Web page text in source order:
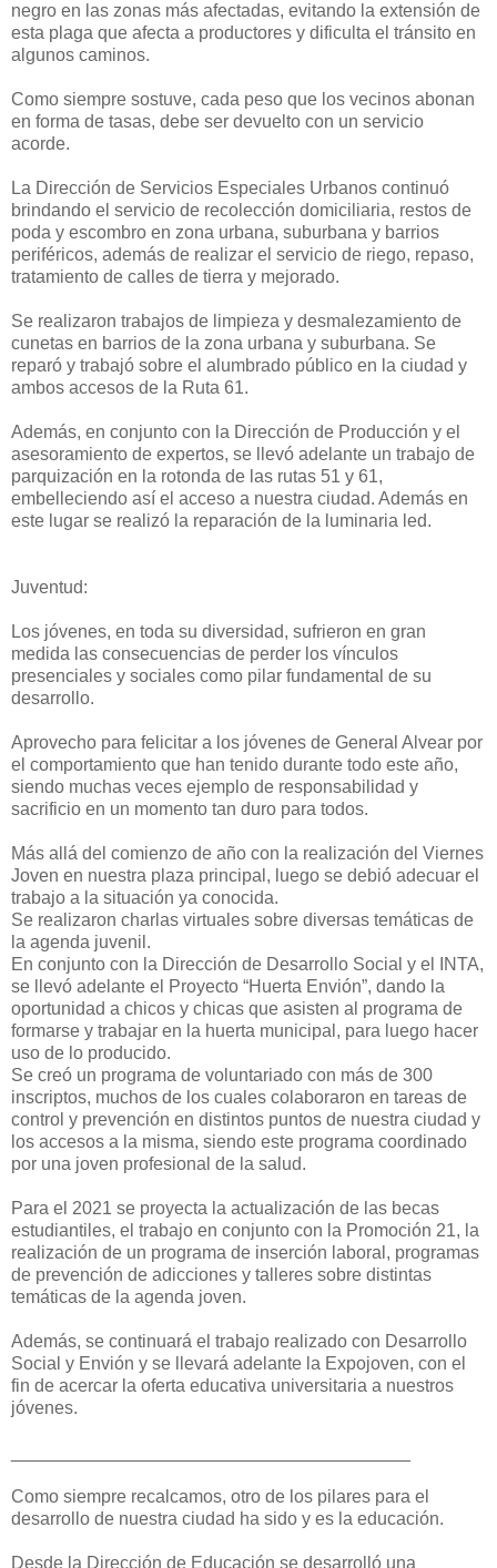
negro en las zonas más afectadas, evitando la extensión de
esta plaga que afecta a productores y dificulta el tránsito en
algunos caminos.
Como siempre sostuve, cada peso que los vecinos abonan
en forma de tasas, debe ser devuelto con un servicio
acorde.
La Dirección de Servicios Especiales Urbanos continuó
brindando el servicio de recolección domiciliaria, restos de
poda y escombro en zona urbana, suburbana y barrios
periféricos, además de realizar el servicio de riego, repaso,
tratamiento de calles de tierra y mejorado.
Se realizaron trabajos de limpieza y desmalezamiento de
cunetas en barrios de la zona urbana y suburbana. Se
reparó y trabajó sobre el alumbrado público en la ciudad y
ambos accesos de la Ruta 61.
Además, en conjunto con la Dirección de Producción y el
asesoramiento de expertos, se llevó adelante un trabajo de
parquización en la rotonda de las rutas 51 y 61,
embelleciendo así el acceso a nuestra ciudad. Además en
este lugar se realizó la reparación de la luminaria led.
Juventud:
Los jóvenes, en toda su diversidad, sufrieron en gran
medida las consecuencias de perder los vínculos
presenciales y sociales como pilar fundamental de su
desarrollo.
Aprovecho para felicitar a los jóvenes de General Alvear por
el comportamiento que han tenido durante todo este año,
siendo muchas veces ejemplo de responsabilidad y
sacrificio en un momento tan duro para todos.
Más allá del comienzo de año con la realización del Viernes
Joven en nuestra plaza principal, luego se debió adecuar el
trabajo a la situación ya conocida.
Se realizaron charlas virtuales sobre diversas temáticas de
la agenda juvenil.
En conjunto con la Dirección de Desarrollo Social y el INTA,
se llevó adelante el Proyecto “Huerta Envión”, dando la
oportunidad a chicos y chicas que asisten al programa de
formarse y trabajar en la huerta municipal, para luego hacer
uso de lo producido.
Se creó un programa de voluntariado con más de 300
inscriptos, muchos de los cuales colaboraron en tareas de
control y prevención en distintos puntos de nuestra ciudad y
los accesos a la misma, siendo este programa coordinado
por una joven profesional de la salud.
Para el 2021 se proyecta la actualización de las becas
estudiantiles, el trabajo en conjunto con la Promoción 21, la
realización de un programa de inserción laboral, programas
de prevención de adicciones y talleres sobre distintas
temáticas de la agenda joven.
Además, se continuará el trabajo realizado con Desarrollo
Social y Envión y se llevará adelante la Expojoven, con el
fin de acercar la oferta educativa universitaria a nuestros
jóvenes.
Como siempre recalcamos, otro de los pilares para el
desarrollo de nuestra ciudad ha sido y es la educación.
Desde la Dirección de Educación se desarrolló una